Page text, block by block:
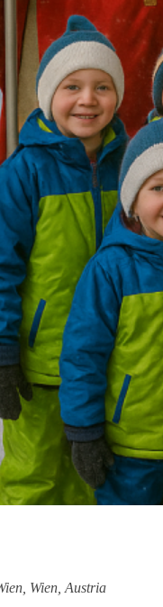
Wien, Austria